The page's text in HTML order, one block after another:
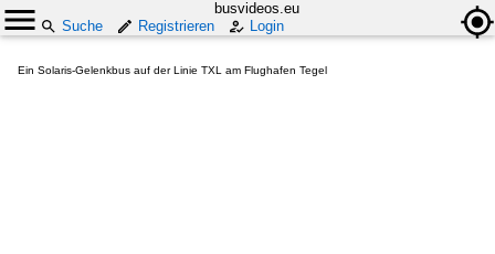
busvideos.eu
Suche
Registrieren Login
Ein Solaris-Gelenkbus auf der Linie TXL am Flughafen Tegel